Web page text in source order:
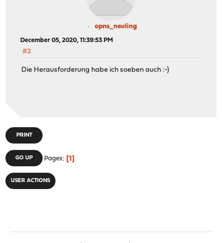
opns_neuling
December 05, 2020, 11:39:53 PM
#2
Die Herausforderung habe ich soeben auch :-)
PRINT
GO UP Pages 1
USER ACTIONS